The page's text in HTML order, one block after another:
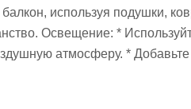
используя подушки,
Освещение: *
атмосферу. *